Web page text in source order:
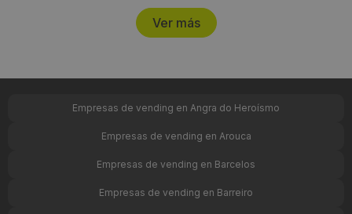
Ver más
Empresas de vending en Angra do Heroísmo
Empresas de vending en Arouca
Empresas de vending en Barcelos
Empresas de vending en Barreiro